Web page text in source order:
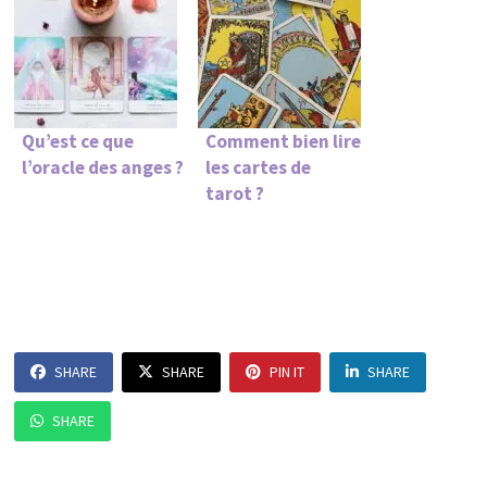
Qu’est ce que
l’oracle des anges ?
Comment bien lire
les cartes de
tarot ?
SHARE SHARE PIN IT SHARE
SHARE